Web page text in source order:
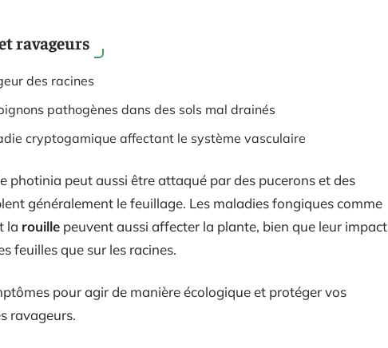
ravageurs
des racines
pathogènes dans des sols mal drainés
cryptogamique affectant le système vasculaire
photinia peut aussi être attaqué par des pucerons et des
généralement le feuillage. Les maladies fongiques comme
la rouille peuvent aussi affecter la plante, bien que leur impact
feuilles que sur les racines.
pour agir de manière écologique et protéger vos
ravageurs.